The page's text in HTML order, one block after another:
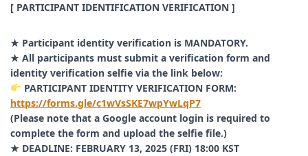
[ PARTICIPANT IDENTIFICATION VERIFICATION ]
★ Participant identity verification is MANDATORY.
★ All participants must submit a verification form and
identity verification selfie via the link below:
PARTICIPANT IDENTITY VERIFICATION FORM:
https://forms.gle/c1wVsSKE7wpYwLqP7
(Please note that a Google account login is required to
complete the form and upload the selfie file.)
★ DEADLINE: FEBRUARY 13, 2025 (FRI) 18:00 KST